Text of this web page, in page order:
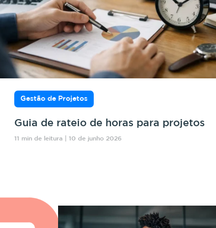
Gestão de Projetos
Guia de rateio de horas para projetos
11 min de leitura | 10 de junho 2026